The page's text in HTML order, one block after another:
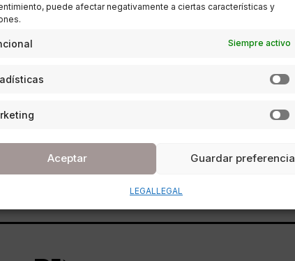
puede afectar negativamente a ciertas características y
Siempre activo
Aceptar Guardar
LEGAL LEGAL
ESTILO DE VIDA
El dolor de espalda, no te
resignes a vivir con él
POR ANA PORRAS GUERRERO